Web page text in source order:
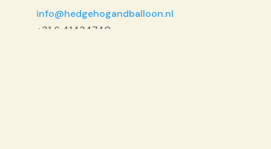
info@hedgehogandballoon.nl
+31 6 41434740